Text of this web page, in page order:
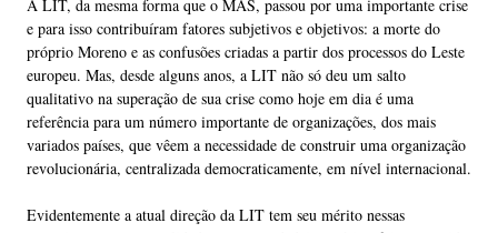
A LIT, da mesma forma que o MAS, passou por uma importante crise
e para isso contribuíram fatores subjetivos e objetivos: a morte do
próprio Moreno e as confusões criadas a partir dos processos do Leste
europeu. Mas, desde alguns anos, a LIT não só deu um salto
qualitativo na superação de sua crise como hoje em dia é uma
referência para um número importante de organizações, dos mais
variados países, que vêem a necessidade de construir uma organização
revolucionária, centralizada democraticamente, em nível internacional.
Evidentemente a atual direção da LIT tem seu mérito nessas